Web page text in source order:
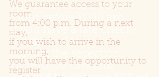
You must vacate your
room before 11:00 am,
If you have a late check-
out time, please
contact the reception.
From 11:00 onwards
We guarantee access to your
room
from 4:00 p.m. During a next
stay,
if you wish to arrive in the
morning,
you will have the opportunity to
register